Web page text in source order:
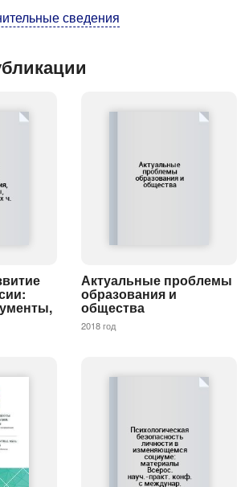
сведения
Актуальные проблемы
образования и
общества
2018 год